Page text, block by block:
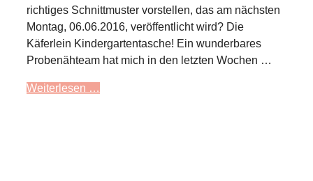
richtiges Schnittmuster vorstellen, das am nächsten
Montag, 06.06.2016, veröffentlicht wird? Die
Käferlein Kindergartentasche! Ein wunderbares
Probenähteam hat mich in den letzten Wochen …
Weiterlesen …